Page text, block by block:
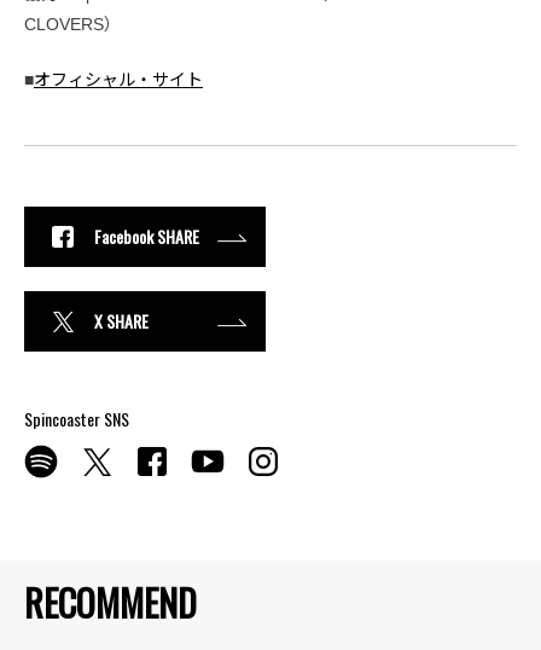
RECOMMEND
CLOVERS）
■オフィシャル・サイト
Facebook SHARE
X SHARE
Spincoaster SNS